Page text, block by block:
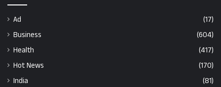
Ad
(17)
Business
(604)
Health
(417)
Hot News
(170)
India
(81)